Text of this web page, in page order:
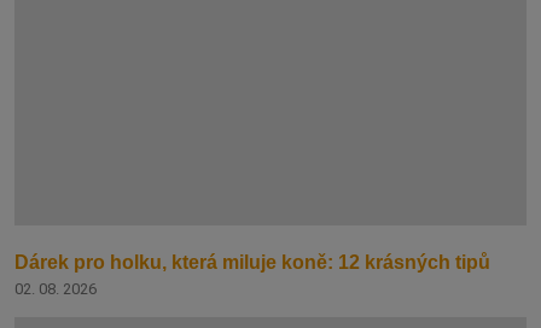
Dárek pro holku, která miluje koně: 12 krásných tipů
02. 08. 2026